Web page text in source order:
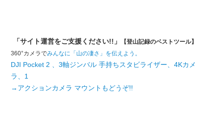
「サイト運営をご支援ください!!」
【登山記録のベストツール】
360°カメラでみんなに「山の凄さ」を伝えよう。
DJI Pocket 2 、3軸ジンバル 手持ちスタビライザー、4Kカメ
ラ、1
→アクションカメラ マウントもどうぞ!!